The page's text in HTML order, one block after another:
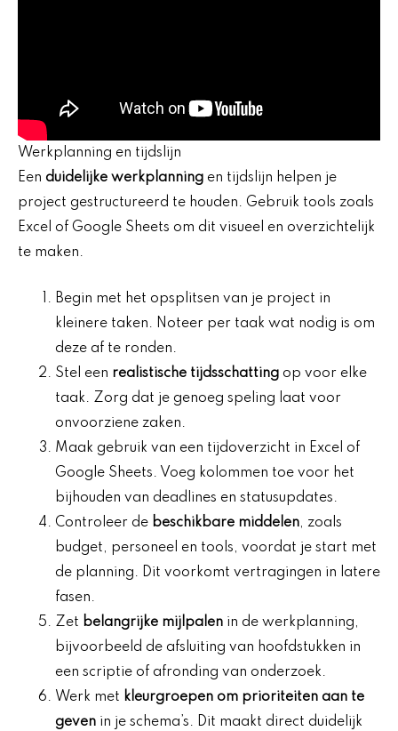
Werkplanning en tijdslijn
Een duidelijke werkplanning en tijdslijn helpen je
project gestructureerd te houden. Gebruik tools zoals
Excel of Google Sheets om dit visueel en overzichtelijk
te maken.
Begin met het opsplitsen van je project in
kleinere taken. Noteer per taak wat nodig is om
deze af te ronden.
Stel een realistische tijdsschatting op voor elke
taak. Zorg dat je genoeg speling laat voor
onvoorziene zaken.
Maak gebruik van een tijdoverzicht in Excel of
Google Sheets. Voeg kolommen toe voor het
bijhouden van deadlines en statusupdates.
Controleer de beschikbare middelen, zoals
budget, personeel en tools, voordat je start met
de planning. Dit voorkomt vertragingen in latere
fasen.
Zet belangrijke mijlpalen in de werkplanning,
bijvoorbeeld de afsluiting van hoofdstukken in
een scriptie of afronding van onderzoek.
Werk met kleurgroepen om prioriteiten aan te
geven in je schema’s. Dit maakt direct duidelijk